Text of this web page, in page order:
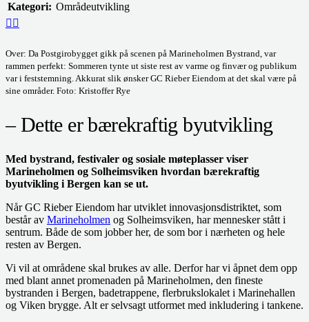
Kategori: Områdeutvikling
Over: Da Postgirobygget gikk på scenen på Marineholmen Bystrand, var
rammen perfekt: Sommeren tynte ut siste rest av varme og finvær og publikum
var i feststemning. Akkurat slik ønsker GC Rieber Eiendom at det skal være på
sine områder. Foto: Kristoffer Rye
– Dette er bærekraftig byutvikling
Med bystrand, festivaler og sosiale møteplasser viser
Marineholmen og Solheimsviken hvordan bærekraftig
byutvikling i Bergen kan se ut.
Når GC Rieber Eiendom har utviklet innovasjonsdistriktet, som
består av Marineholmen og Solheimsviken, har mennesker stått i
sentrum. Både de som jobber her, de som bor i nærheten og hele
resten av Bergen.
Vi vil at områdene skal brukes av alle. Derfor har vi åpnet dem opp
med blant annet promenaden på Marineholmen, den fineste
bystranden i Bergen, badetrappene, flerbrukslokalet i Marinehallen
og Viken brygge. Alt er selvsagt utformet med inkludering i tankene.